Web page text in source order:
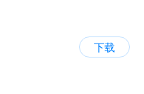
下载